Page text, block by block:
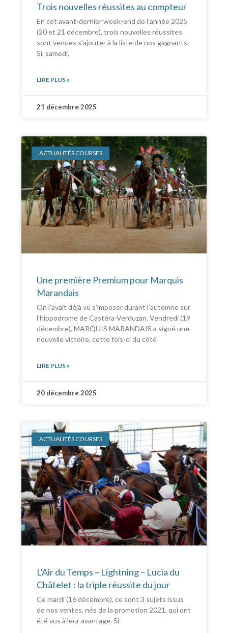
Trois nouvelles réussites au compteur
En cet avant-dernier week-end de l’année 2025
(20 et 21 décembre), trois nouvelles réussites
sont venues s’ajouter à la liste de nos gagnants.
Si, samedi,
LIRE PLUS »
21 décembre 2025
ACTUALITÉS COURSES
Une première Premium pour Marquis
Marandais
On l’avait déjà vu s’imposer durant l’automne sur
l’hippodrome de Castéra-Verduzan. Vendredi (19
décembre), MARQUIS MARANDAIS a signé une
nouvelle victoire, cette fois-ci du côté
LIRE PLUS »
20 décembre 2025
ACTUALITÉS COURSES
L’Air du Temps – Lightning – Lucia du
Châtelet : la triple réussite du jour
Ce mardi (16 décembre), ce sont 3 sujets issus
de nos ventes, nés de la promotion 2021, qui ont
été vus à leur avantage. Si